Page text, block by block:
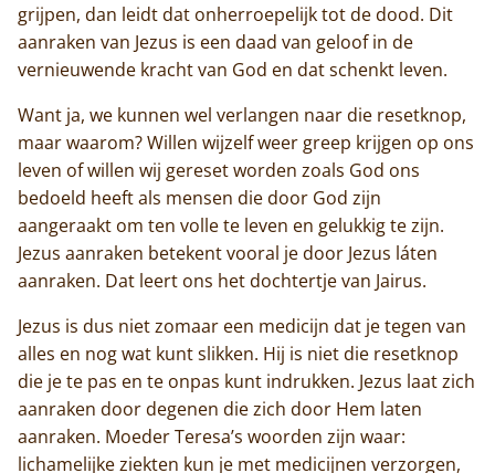
Home
Trappisten
De abdij
grijpen, dan leidt dat onherroepelijk tot de dood. Dit
aanraken van Jezus is een daad van geloof in de
vernieuwende kracht van God en dat schenkt leven.
Want ja, we kunnen wel verlangen naar die resetknop,
maar waarom? Willen wijzelf weer greep krijgen op ons
leven of willen wij gereset worden zoals God ons
bedoeld heeft als mensen die door God zijn
aangeraakt om ten volle te leven en gelukkig te zijn.
Jezus aanraken betekent vooral je door Jezus láten
aanraken. Dat leert ons het dochtertje van Jairus.
Jezus is dus niet zomaar een medicijn dat je tegen van
alles en nog wat kunt slikken. Hij is niet die resetknop
die je te pas en te onpas kunt indrukken. Jezus laat zich
aanraken door degenen die zich door Hem laten
aanraken. Moeder Teresa’s woorden zijn waar:
lichamelijke ziekten kun je met medicijnen verzorgen,